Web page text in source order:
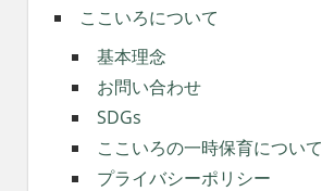
ここいろについて
基本理念
お問い合わせ
SDGs
ここいろの一時保育について
プライバシーポリシー